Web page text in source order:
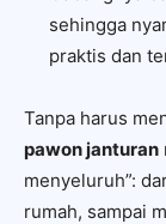
sehingga
praktis dan
Tanpa harus
pawon janturan
menyeluruh”:
rumah, sampai